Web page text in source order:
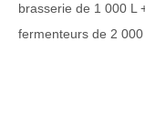
brasserie de 1 000 L
fermenteurs de 2 000